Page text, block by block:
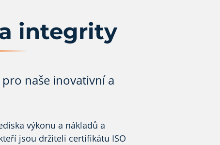
integrity
naše inovativní a
výkonu a nákladů a
jsou držiteli certifikátu ISO